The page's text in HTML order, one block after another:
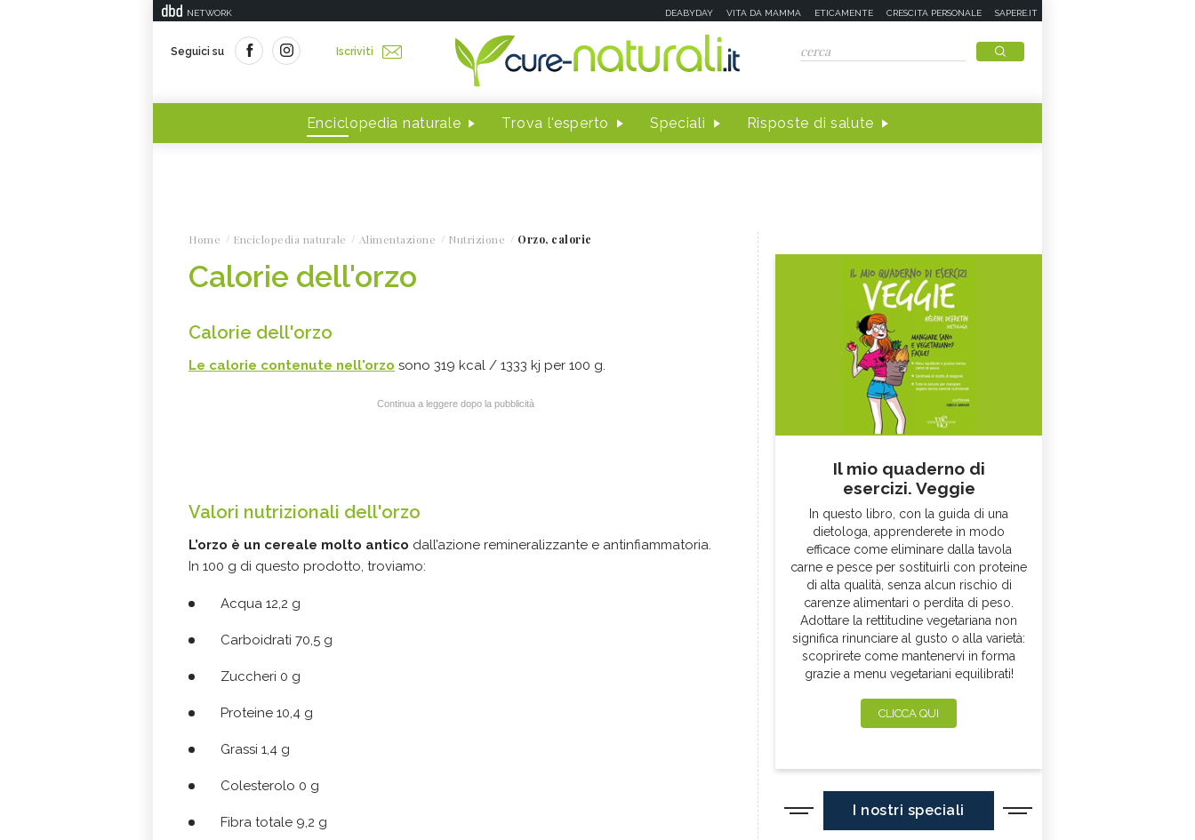
NETWORK DEABYDAY VITA DA MAMMA ETICAMENTE CRESCITA PERSONALE SAPERE.IT
Seguici su Iscriviti
Enciclopedia naturale Trova l'esperto Speciali Risposte di salute
Home Enciclopedia naturale Alimentazione Nutrizione Orzo, calorie
Calorie dell'orzo
Calorie dell'orzo
Le calorie contenute nell'orzo sono 319 kcal / 1333 kj per 100 g.
Continua a leggere dopo la pubblicità
Valori nutrizionali dell'orzo
L’orzo è un cereale molto antico dall’azione remineralizzante e antinfiammatoria.
In 100 g di questo prodotto, troviamo:
Acqua 12,2 g
Carboidrati 70,5 g
Zuccheri 0 g
Proteine 10,4 g
Grassi 1,4 g
Colesterolo 0 g
Fibra totale 9,2 g
Il mio quaderno di
esercizi. Veggie
In questo libro, con la guida di una
dietologa, apprenderete in modo
efficace come eliminare dalla tavola
carne e pesce per sostituirli con proteine
di alta qualità, senza alcun rischio di
carenze alimentari o perdita di peso.
Adottare la rettitudine vegetariana non
significa rinunciare al gusto o alla varietà:
scoprirete come mantenervi in forma
grazie a menu vegetariani equilibrati!
CLICCA QUI
I nostri speciali